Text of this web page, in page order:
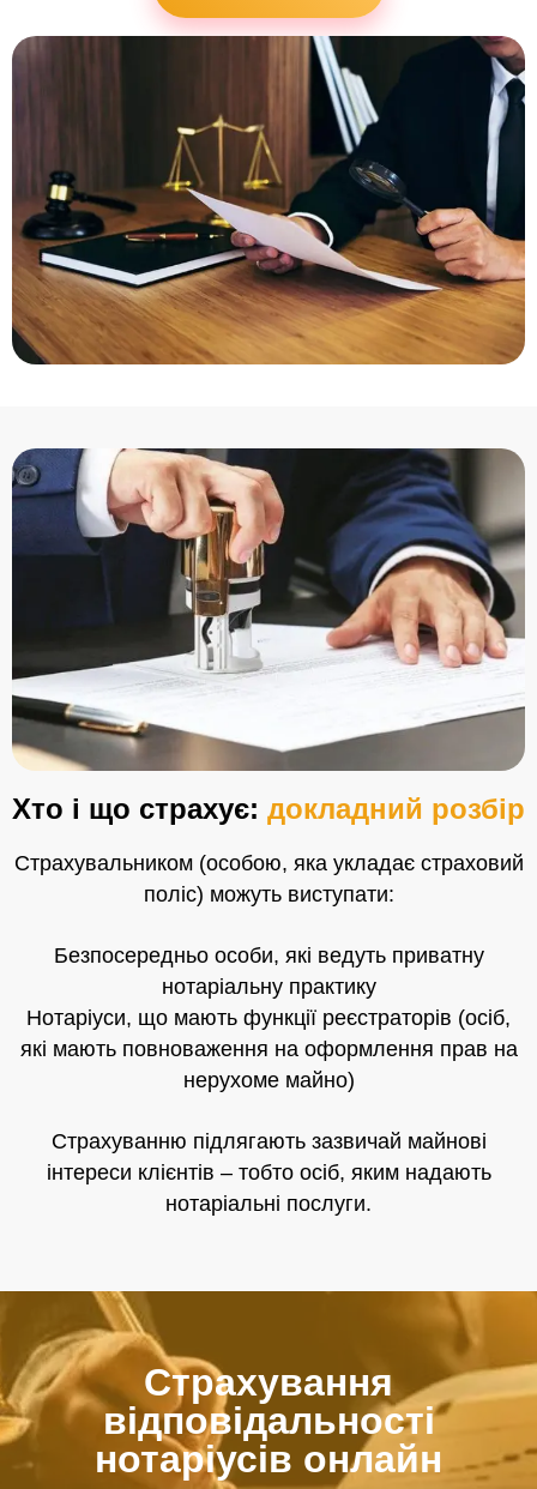
Хто і що страхує: докладний розбір
Страхувальником (особою, яка укладає страховий
поліс) можуть виступати:
Безпосередньо особи, які ведуть приватну
нотаріальну практику
Нотаріуси, що мають функції реєстраторів (осіб,
які мають повноваження на оформлення прав на
нерухоме майно)
Страхуванню підлягають зазвичай майнові
інтереси клієнтів – тобто осіб, яким надають
нотаріальні послуги.
Страхування
відповідальності
нотаріусів онлайн